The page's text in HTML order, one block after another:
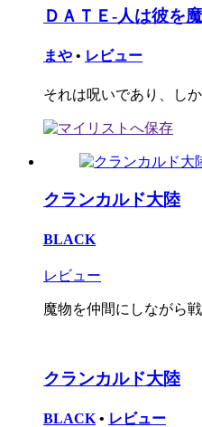
ＤＡＴＥ-人は彼を
まや • レビュー
それは呪いであり、し
クランカルド大陸
BLACK
レビュー
魔物を仲間にしながら
クランカルド大陸
BLACK • レビュー